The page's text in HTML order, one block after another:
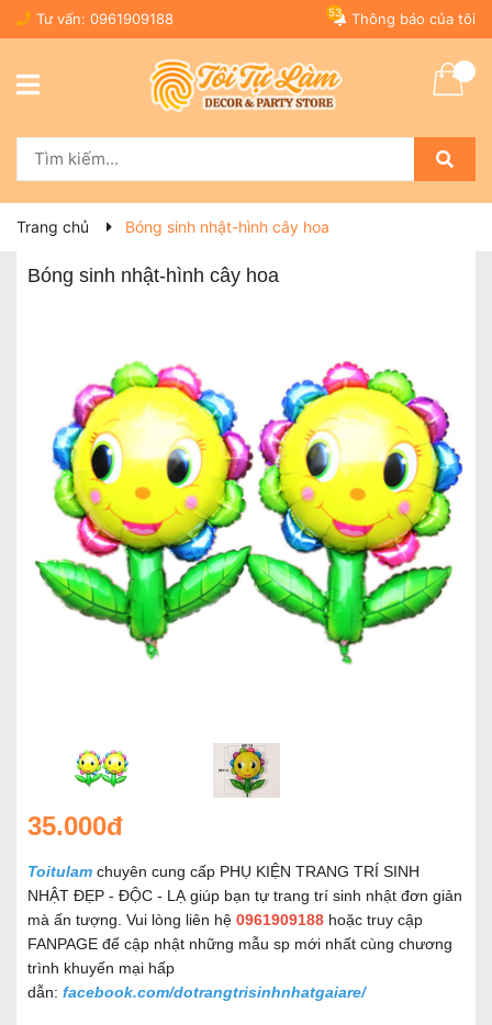
Tư vấn: 0961909188 Thông báo của tôi
53
Trang chủ Bóng sinh nhật-hình cây hoa
Bóng sinh nhật-hình cây hoa
35.000đ
Toitulam chuyên cung cấp PHỤ KIỆN TRANG TRÍ SINH
NHẬT ĐẸP - ĐỘC - LẠ giúp bạn tự trang trí sinh nhật đơn giản
mà ấn tượng. Vui lòng liên hệ 0961909188 hoặc truy cập
FANPAGE để cập nhật những mẫu sp mới nhất cùng chương
trình khuyến mại hấp
dẫn: facebook.com/dotrangtrisinhnhatgaiare/